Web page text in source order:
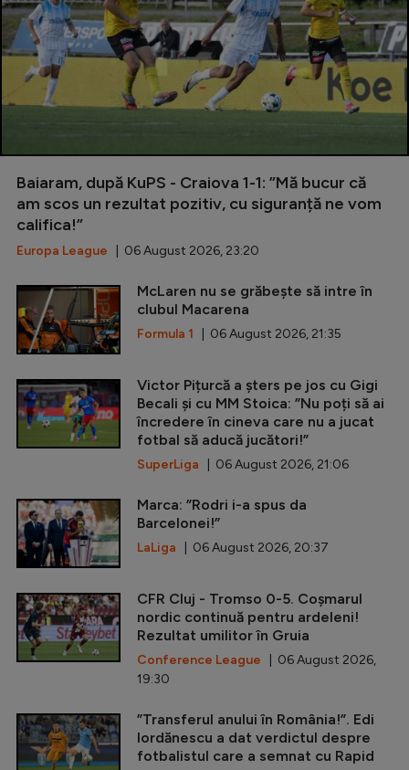
Baiaram, după KuPS - Craiova 1-1: ”Mă bucur că
am scos un rezultat pozitiv, cu siguranță ne vom
califica!”
Europa League | 06 August 2026, 23:20
McLaren nu se grăbește să intre în
clubul Macarena
Formula 1 | 06 August 2026, 21:35
Victor Pițurcă a șters pe jos cu Gigi
Becali și cu MM Stoica: ”Nu poți să ai
încredere în cineva care nu a jucat
fotbal să aducă jucători!”
SuperLiga | 06 August 2026, 21:06
Marca: ”Rodri i-a spus da
Barcelonei!”
LaLiga | 06 August 2026, 20:37
CFR Cluj - Tromso 0-5. Coșmarul
nordic continuă pentru ardeleni!
Rezultat umilitor în Gruia
Conference League | 06 August 2026,
19:30
”Transferul anului în România!”. Edi
Iordănescu a dat verdictul despre
fotbalistul care a semnat cu Rapid